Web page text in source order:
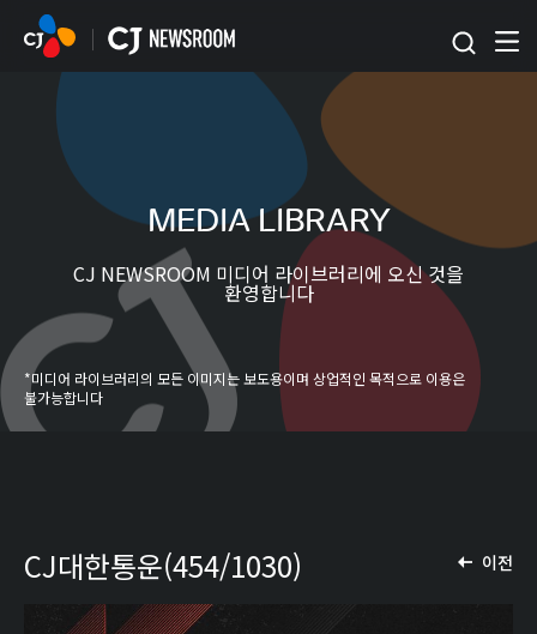
본문 바로가기
MEDIA LIBRARY
CJ NEWSROOM 미디어 라이브러리에 오신 것을
환영합니다
*미디어 라이브러리의 모든 이미지는 보도용이며 상업적인 목적으로 이용은
불가능합니다
이전
CJ대한통운(454/1030)